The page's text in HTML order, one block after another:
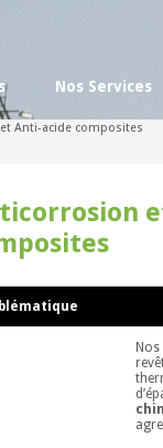
Nos Services
Anti-acide composites